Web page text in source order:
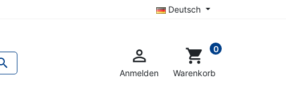
Deutsch

Anmelden
shopping_cart 0
Warenkorb